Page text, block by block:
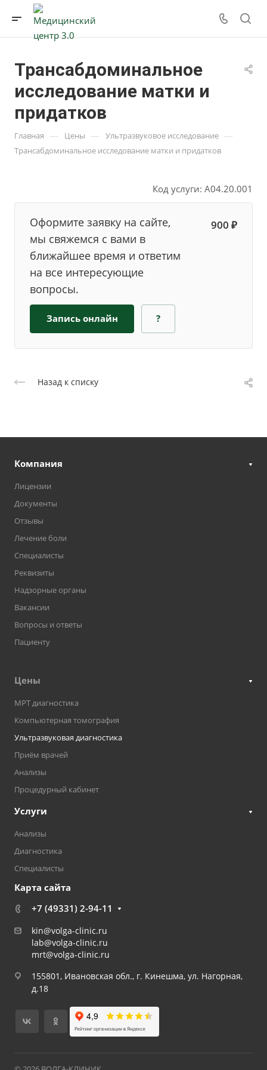
Трансабдоминальное
исследование матки и
придатков
Главная — Цены — Ультразвуковое исследование —
Трансабдоминальное исследование матки и придатков
Код услуги: A04.20.001
Оформите заявку на сайте,
мы свяжемся с вами в
ближайшее время и ответим
на все интересующие
вопросы.
900 ₽
Запись онлайн ?
Назад к списку
Компания
Лицензии
Документы
Отзывы
Лечение боли
Специалисты
Реквизиты
Надзорные органы
Вакансии
Вопросы и ответы
Пациенту
Цены
МРТ диагностика
Компьютерная томография
Ультразвуковая диагностика
Приём врачей
Анализы
Процедурный кабинет
Услуги
Анализы
Диагностика
Специалисты
Карта сайта
+7 (49331) 2-94-11
kin@volga-clinic.ru
lab@volga-clinic.ru
mrt@volga-clinic.ru
155801, Ивановская обл., г. Кинешма, ул. Нагорная,
д.18